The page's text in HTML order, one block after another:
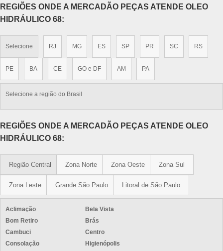
REGIÕES ONDE A MERCADÃO PEÇAS ATENDE OLEO
HIDRÁULICO 68:
Selecione RJ MG ES SP PR SC RS
PE BA CE GO e DF AM PA
Selecione a região do Brasil
REGIÕES ONDE A MERCADÃO PEÇAS ATENDE OLEO
HIDRÁULICO 68:
Região Central Zona Norte Zona Oeste Zona Sul
Zona Leste Grande São Paulo Litoral de São Paulo
Aclimação
Bela Vista
Bom Retiro
Brás
Cambuci
Centro
Consolação
Higienópolis